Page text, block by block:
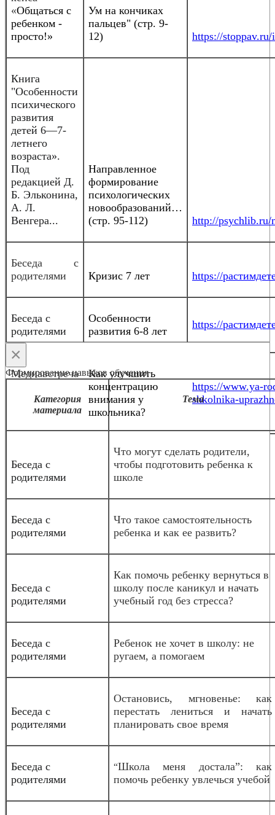
«Общаться с
ребенком -
просто!»
Ум на кончиках
пальцев" (стр. 9-
12)
https://
Книга
"Особенности
психического
развития
детей 6—7-
летнего
возраста».
Под
редакцией Д.
Б. Эльконина,
А. Л.
Венгера...
Направленное
формирование
психологических
новообразований…
(стр. 95-112)
http://psychlib.ru/
Беседа с
родителями
Кризис 7 лет https://
Беседа с
родителями
Особенности
развития 6-8 лет
https://
Медиавстреча
Как улучшить
концентрацию
внимания у
школьника?
https://www.ya-
shkolnika-
×
Формирование навыков обучения
Категория
материала
Тема
Беседа с
родителями
Что могут сделать родители,
чтобы подготовить ребенка к
школе
Беседа с
родителями
Что такое самостоятельность
ребенка и как ее развить?
Беседа с
родителями
Как помочь ребенку вернуться в
школу после каникул и начать
учебный год без стресса?
Беседа с
родителями
Ребенок не хочет в школу: не
ругаем, а помогаем
Беседа с
родителями
Остановись, мгновенье: как
перестать лениться и начать
планировать свое время
Беседа с
родителями
“Школа меня достала”: как
помочь ребенку увлечься учебой